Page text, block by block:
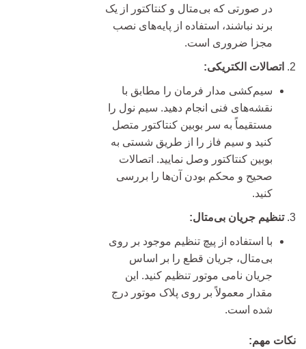
در صورتی که بی‌متال و کنتاکتور از یک
برند نباشند، استفاده از پایه‌های نصب
مجزا ضروری است.
اتصالات الکتریکی:
سیم‌کشی مدار فرمان را مطابق با
نقشه‌های فنی انجام دهید. سیم نول را
مستقیماً به سر بوبین کنتاکتور متصل
کنید و سیم فاز را از طریق شستی به
بوبین کنتاکتور وصل نمایید. اتصالات
صحیح و محکم بودن آن‌ها را بررسی
کنید.
تنظیم جریان بی‌متال:
با استفاده از پیچ تنظیم موجود بر روی
بی‌متال، جریان قطع را بر اساس
جریان نامی موتور تنظیم کنید. این
مقدار معمولاً بر روی پلاک موتور درج
شده است.
نکات مهم: